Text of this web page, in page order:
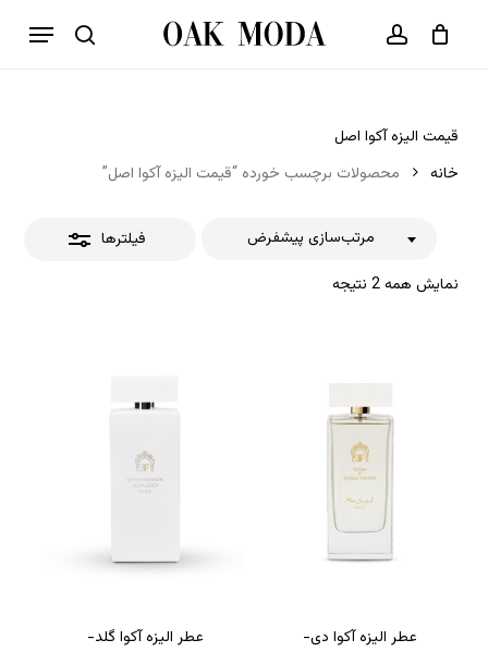
جستجو حساب کاربری
فهرست
سبد خرید بستن
قیمت الیزه آکوا اصل
خانه
محصولات برچسب خورده “قیمت الیزه آکوا اصل”
فیلترها
نمایش همه 2 نتیجه
مرتب‌سازی پیشفرض
بستن
عطر الیزه آکوا دی-
عطر الیزه آکوا گلد-